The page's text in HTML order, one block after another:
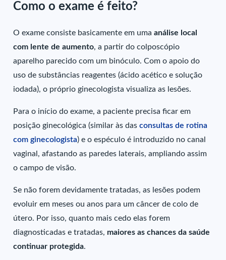
Como o exame é feito?
O exame consiste basicamente em umaanálise local
com lente de aumento, a partir do colposcópio
aparelho parecido com um binóculo. Com o apoio do
uso de substâncias reagentes (ácido acético e solução
iodada), o próprio ginecologista visualiza as lesões.
Para o início do exame, a paciente precisa ficar em
posição ginecológica (similar às dasconsultas de rotina
com ginecologista) e o espéculo é introduzido no canal
vaginal, afastando as paredes laterais, ampliando assim
o campo de visão.
Se não forem devidamente tratadas, as lesões podem
evoluir em meses ou anos para um câncer de colo de
útero. Por isso, quanto mais cedo elas forem
diagnosticadas e tratadas, maiores as chances da saúde
continuar protegida.